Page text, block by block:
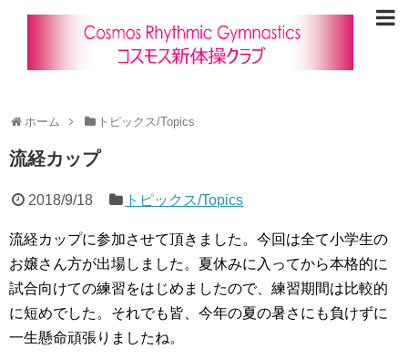
ホーム トピックス/Topics
流経カップ
2018/9/18 トピックス/Topics
流経カップに参加させて頂きました。今回は全て小学生の
お嬢さん方が出場しました。夏休みに入ってから本格的に
試合向けての練習をはじめましたので、練習期間は比較的
に短めでした。それでも皆、今年の夏の暑さにも負けずに
一生懸命頑張りましたね。